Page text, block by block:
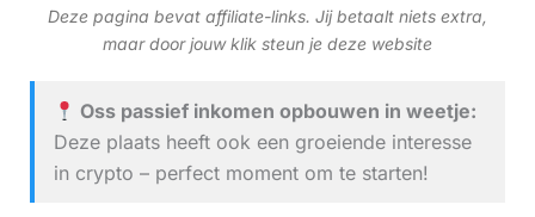
Deze pagina bevat affiliate-links. Jij betaalt niets extra,
maar door jouw klik steun je deze website
Oss passief inkomen opbouwen in weetje:
Deze plaats heeft ook een groeiende interesse
in crypto – perfect moment om te starten!